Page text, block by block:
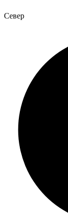
Север